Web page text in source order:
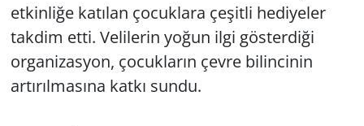
etkinliğe katılan çocuklara çeşitli hediyeler
takdim etti. Velilerin yoğun ilgi gösterdiği
organizasyon, çocukların çevre bilincinin
artırılmasına katkı sundu.